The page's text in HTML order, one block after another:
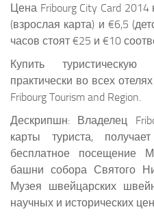
Цена Fribourg City Card
(взрослая карта) и €6,5
часов стоят €25 и €10
Купить
практически во всех
Fribourg Tourism and Region.
Дескрипшн: Владелец
карты туриста,
бесплатное посещение
башни собора Святого
Музея швейцарских
научных и исторических